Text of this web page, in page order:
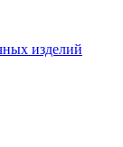
изделий